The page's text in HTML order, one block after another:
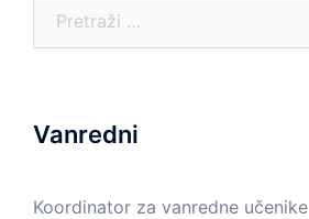
Vanredni
Koordinator za vanredne učenike